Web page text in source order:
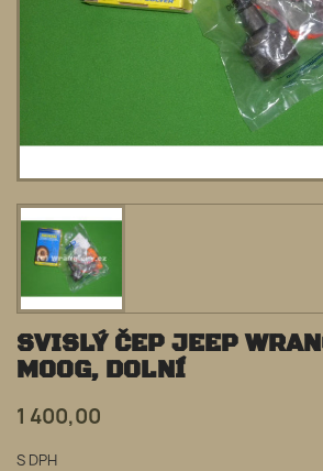
SVISLÝ ČEP JEEP
MOOG, DOLNÍ
1 400,00
S DPH